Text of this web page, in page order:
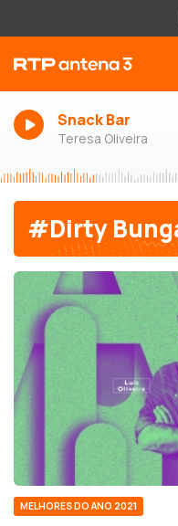
Snack Bar
Teresa Oliveira
#Dirty
MELHORES DO ANO 2021